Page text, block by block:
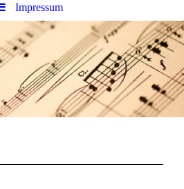
Impressum